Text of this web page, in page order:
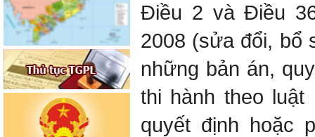
Điều 2 và Điều
2008 (sửa đổi, bổ
những bản án,
thi hành theo
quyết định hoặc